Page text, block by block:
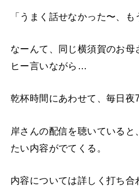
「うまく話せなかった〜、も
なーんて、同じ横須賀のお
ヒー言いながら…
乾杯時間にあわせて、毎日夜
岸さんの配信を聴いている
たい内容がでてくる。
内容については詳しく打ち